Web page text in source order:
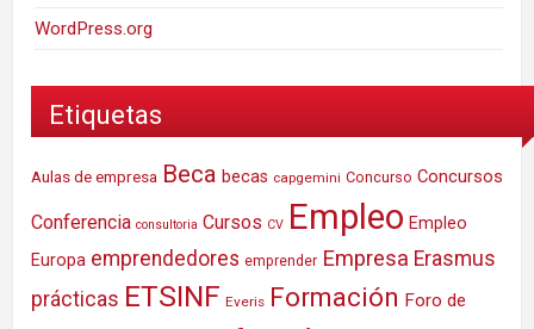
WordPress.org
Etiquetas
Aulas de empresa Beca becas capgemini Concurso Concursos
Conferencia consultoria Cursos CV Empleo Empleo
Europa emprendedores emprender Empresa Erasmus
prácticas ETSINF Everis Formación Foro de